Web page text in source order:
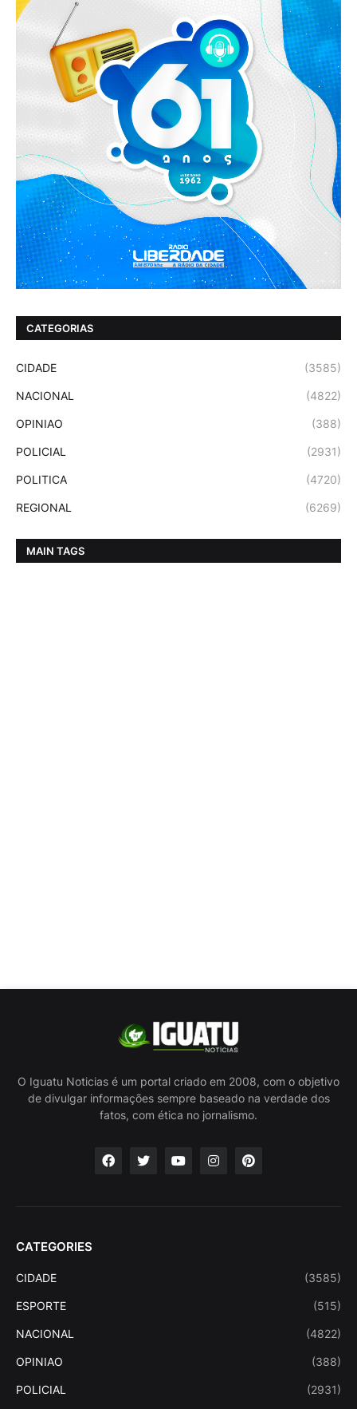
CATEGORIAS
CIDADE (3585)
NACIONAL (4822)
OPINIAO (388)
POLICIAL (2931)
POLITICA (4720)
REGIONAL (6269)
MAIN TAGS
O Iguatu Noticias é um portal criado em 2008, com o objetivo
de divulgar informações sempre baseado na verdade dos
fatos, com ética no jornalismo.
CATEGORIES
CIDADE (3585)
ESPORTE (515)
NACIONAL (4822)
OPINIAO (388)
POLICIAL (2931)